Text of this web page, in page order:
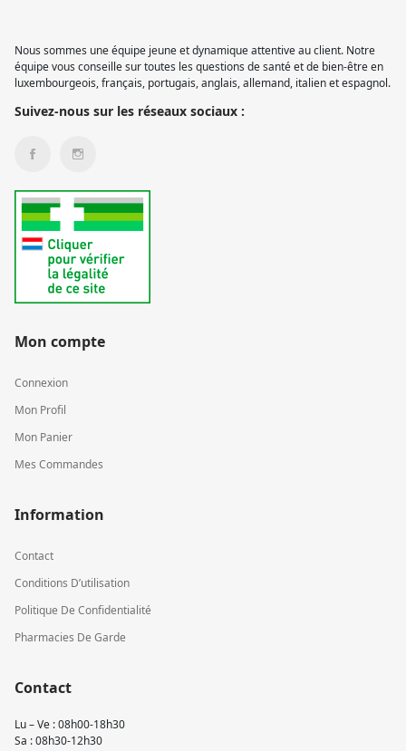
Nous sommes une équipe jeune et dynamique attentive au client. Notre
équipe vous conseille sur toutes les questions de santé et de bien-être en
luxembourgeois, français, portugais, anglais, allemand, italien et espagnol.
Suivez-nous sur les réseaux sociaux :
Mon compte
Connexion
Mon Profil
Mon Panier
Mes Commandes
Information
Contact
Conditions D’utilisation
Politique De Confidentialité
Pharmacies De Garde
Contact
Lu – Ve : 08h00-18h30
Sa : 08h30-12h30